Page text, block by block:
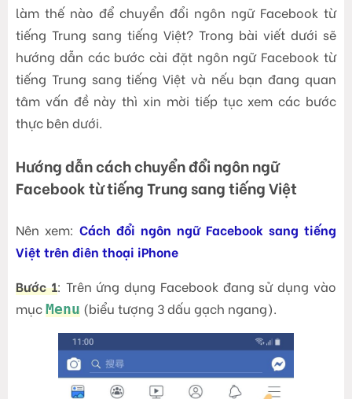
làm thế nào để chuyển đổi ngôn ngữ Facebook từ
tiếng Trung sang tiếng Việt? Trong bài viết dưới sẽ
hướng dẫn các bước cài đặt ngôn ngữ Facebook từ
tiếng Trung sang tiếng Việt và nếu bạn đang quan
tâm vấn đề này thì xin mời tiếp tục xem các bước
thực bên dưới.
Hướng dẫn cách chuyển đổi ngôn ngữ
Facebook từ tiếng Trung sang tiếng Việt
Nên xem: Cách đổi ngôn ngữ Facebook sang tiếng
Việt trên điên thoại iPhone
Bước 1: Trên ứng dụng Facebook đang sử dụng vào
mụcMenu (biểu tượng 3 dấu gạch ngang).